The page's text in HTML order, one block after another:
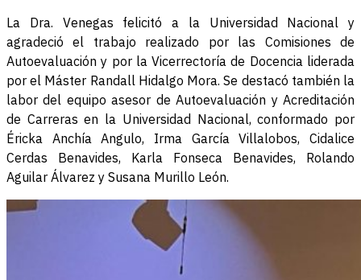
La Dra. Venegas felicitó a la Universidad Nacional y
agradeció el trabajo realizado por las Comisiones de
Autoevaluación y por la Vicerrectoría de Docencia liderada
por el Máster Randall Hidalgo Mora. Se destacó también la
labor del equipo asesor de Autoevaluación y Acreditación
de Carreras en la Universidad Nacional, conformado por
Éricka Anchía Angulo, Irma García Villalobos, Cidalice
Cerdas Benavides, Karla Fonseca Benavides, Rolando
Aguilar Álvarez y Susana Murillo León.